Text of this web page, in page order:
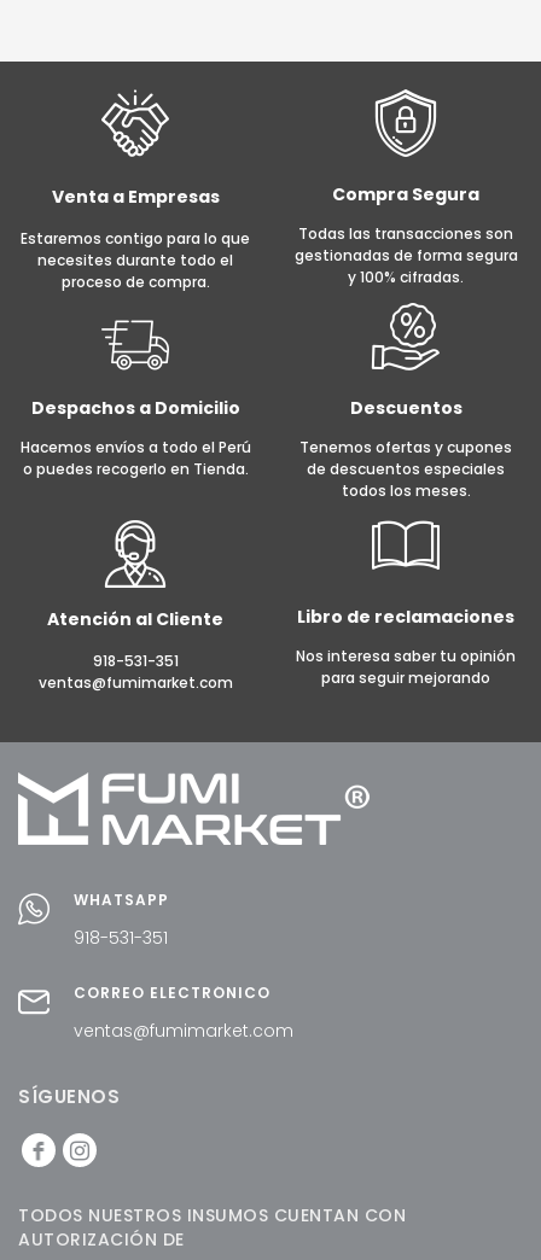
Venta a Empresas
Estaremos contigo para lo que
necesites durante todo el
proceso de compra.
Compra Segura
Todas las transacciones son
gestionadas de forma segura
y 100% cifradas.
Despachos a Domicilio
Hacemos envíos a todo el Perú
o puedes recogerlo en Tienda.
Descuentos
Tenemos ofertas y cupones
de descuentos especiales
todos los meses.
Atención al Cliente
918-531-351
ventas@fumimarket.com
Libro de reclamaciones
Nos interesa saber tu opinión
para seguir mejorando
WHATSAPP
918-531-351
CORREO ELECTRÓNICO
ventas@fumimarket.com
SÍGUENOS
TODOS NUESTROS INSUMOS CUENTAN CON
AUTORIZACIÓN DE